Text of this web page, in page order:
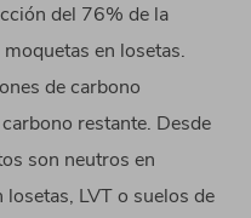
del 76% de la
en losetas.
de carbono
restante. Desde
son neutros en
LVT o suelos de